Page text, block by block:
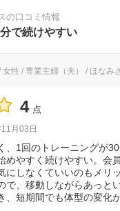
の口コミ情報
で続けやすい
性 / 専業主婦（夫） / ほなみ
4 点
月03日
、1回のトレーニングが
めやすく続けやすい。会
にしなくていいのもメリ
で、移動しながらあっと
、短期間でも体型の変化